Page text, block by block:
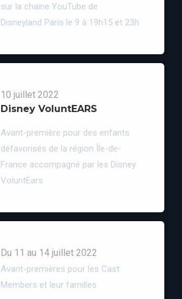
sur la chaine YouTube de
Disneyland Paris le 9 à 19h15 et 23h
10 juillet 2022
Disney VoluntEARS
Avant-première pour des enfants
défavorisés de la région Île-de-
France accompagné par les Disney
VoluntEars
Du 11 au 14 juillet 2022
Avant-premières pour les Cast
Members et leur familles